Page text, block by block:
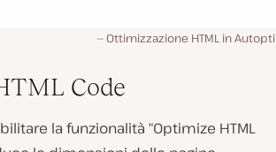
Ottimizzazione HTML in
Code
la funzionalità “Optimize HTML